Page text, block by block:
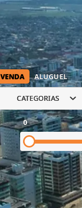
VENDA ALUGUEL
CATEGORIAS
0